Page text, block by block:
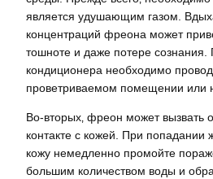
является удушающим газом.
концентраций фреона может
тошноте и даже потере сознания.
кондиционера необходимо
проветриваемом помещении или
Во-вторых‚ фреон может вызвать
контакте с кожей. При попадании
кожу немедленно промойте
большим количеством воды и